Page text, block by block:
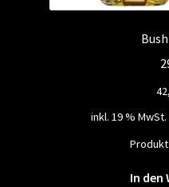
inkl. 19 % MwSt.
In den